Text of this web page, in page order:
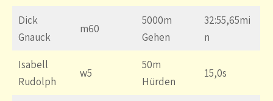
Dick
Gnauck
m60
5000m
Gehen
32:55,65mi
n
Isabell
Rudolph
w5
50m
Hürden
15,0s